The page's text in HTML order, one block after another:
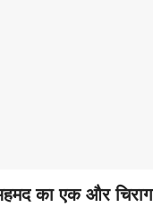
का एक और चिराग